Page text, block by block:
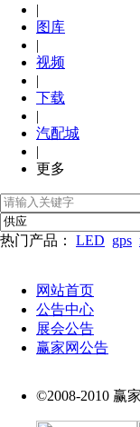
|
图库
|
视频
|
下载
|
汽配城
|
更多
热门产品： LED gps
网站首页
公告中心
展会公告
赢家网公告
©2008-2010 赢